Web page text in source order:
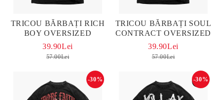
TRICOU BĂRBAȚI RICH
BOY OVERSIZED
39.90Lei
57.00Lei
TRICOU BĂRBAȚI SOUL
CONTRACT OVERSIZED
39.90Lei
57.00Lei
-30% -30%